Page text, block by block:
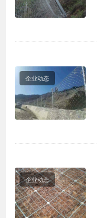
企业动态
企业动态